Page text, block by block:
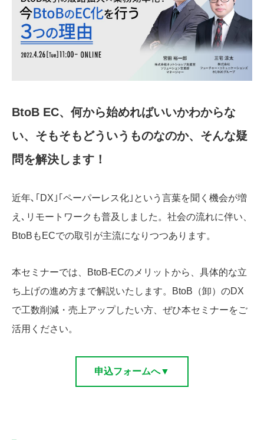
BtoB EC、何から始めればいいかわからな
い、そもそもどういうものなのか、そんな疑
問を解決します！
近年､｢DX｣｢ペーパーレス化｣という言葉を聞く機会が増
え､リモートワークも普及しました。社会の流れに伴い、
BtoBもECでの取引が主流になりつつあります。
本セミナーでは、BtoB-ECのメリットから、具体的な立
ち上げの進め方まで解説いたします。BtoB（卸）のDX
で工数削減・売上アップしたい方、ぜひ本セミナーをご
活用ください。
申込フォームへ▼